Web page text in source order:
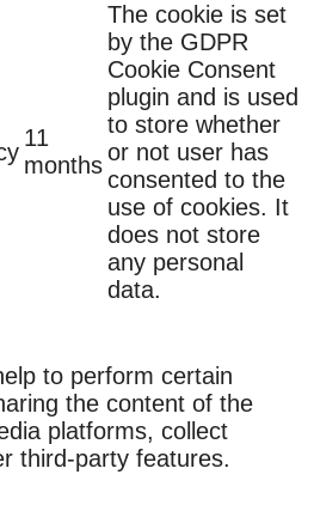
11
months
The cookie is set
by the GDPR
Cookie Consent
plugin and is used
to store whether
or not user has
consented to the
use of cookies. It
does not store
any personal
data.
to perform certain
the content of the
platforms, collect
third-party features.